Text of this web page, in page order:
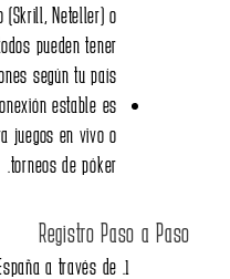
(Skrill, Neteller) o
métodos pueden tener
restricciones según tu país.
Una conexión estable es
para juegos en vivo o
torneos de póker.
Registro Paso a
España a través de